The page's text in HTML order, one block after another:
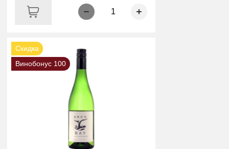
1
Скидка
Винобонус 100